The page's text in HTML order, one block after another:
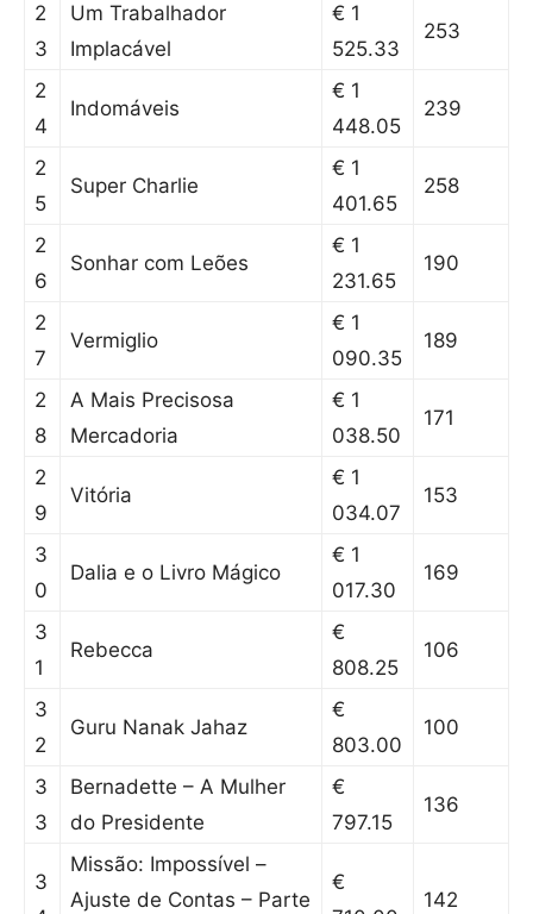
2
3
Um Trabalhador
Implacável
€ 1
525.33
253
2
4
Indomáveis
€ 1
448.05
239
2
5
Super Charlie
€ 1
401.65
258
2
6
Sonhar com Leões
€ 1
231.65
190
2
7
Vermiglio
€ 1
090.35
189
2
8
A Mais Precisosa
Mercadoria
€ 1
038.50
171
2
9
Vitória
€ 1
034.07
153
3
0
Dalia e o Livro Mágico
€ 1
017.30
169
3
1
Rebecca
€
808.25
106
3
2
Guru Nanak Jahaz
€
803.00
100
3
3
Bernadette – A Mulher
do Presidente
€
797.15
136
3
Missão: Impossível –
Ajuste de Contas – Parte
€
142